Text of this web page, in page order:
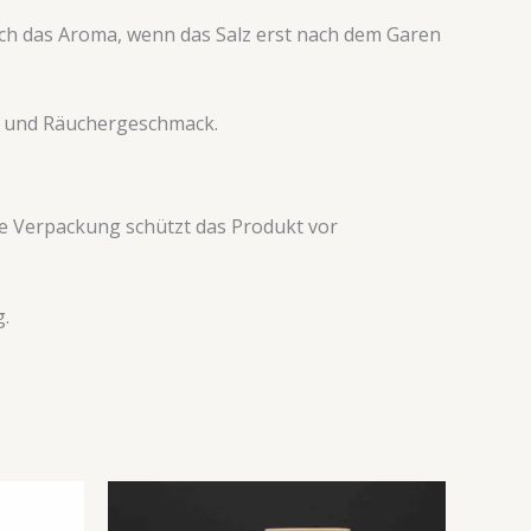
das Aroma, wenn das Salz erst nach dem Garen
Räuchergeschmack.
Verpackung schützt das Produkt vor